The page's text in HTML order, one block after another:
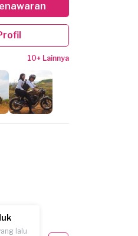
10+ Lainnya
lalu Depok, hampir 3 tahun